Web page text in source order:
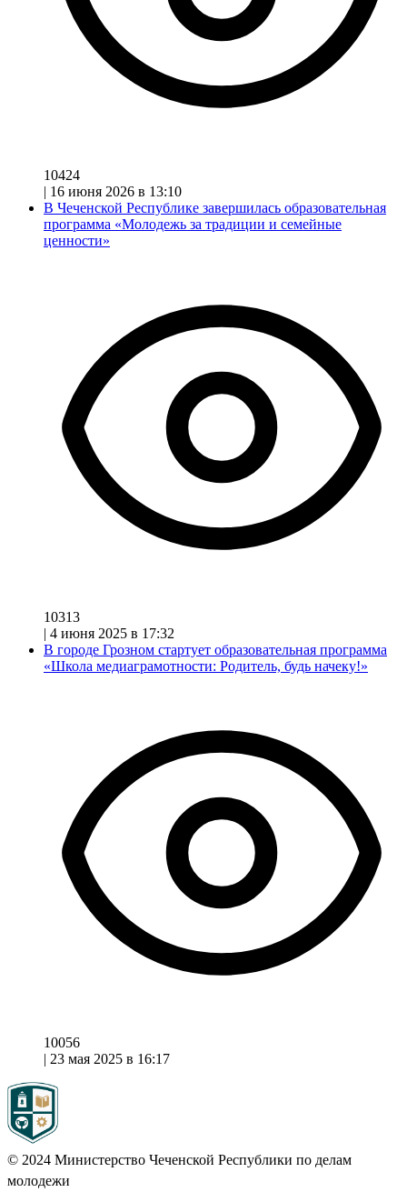
10424
| 16 июня 2026 в 13:10
В Чеченской Республике завершилась образовательная
программа «Молодежь за традиции и семейные
ценности»
10313
| 4 июня 2025 в 17:32
В городе Грозном стартует образовательная программа
«Школа медиаграмотности: Родитель, будь начеку!»
10056
| 23 мая 2025 в 16:17
© 2024 Министерство Чеченской Республики по делам
молодежи